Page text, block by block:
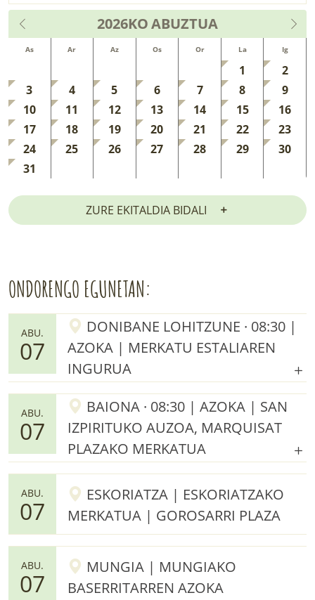
2026KOABUZTUA
As Ar Az Os Or La Ig
1
2
3
4 5 6 7 8
9
10
11 12 13 14 15
16
17
18 19 20 21 22
23
24
25 26 27 28 29
30
31
ZURE EKITALDIA BIDALI
ONDORENGO EGUNETAN:
ABU.
07
DONIBANE LOHITZUNE · 08:30 |
AZOKA | MERKATU ESTALIAREN
INGURUA
ABU.
07
BAIONA · 08:30 | AZOKA | SAN
IZPIRITUKO AUZOA, MARQUISAT
PLAZAKO MERKATUA
ABU.
07
ESKORIATZA | ESKORIATZAKO
MERKATUA | GOROSARRI PLAZA
ABU.
07
MUNGIA | MUNGIAKO
BASERRITARREN AZOKA